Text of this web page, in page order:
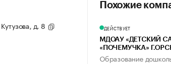
д. 8
Похожие
ДЕЙСТВУЕТ
МДОАУ «ДЕТСКИЙ
«ПОЧЕМУЧКА»
Образование